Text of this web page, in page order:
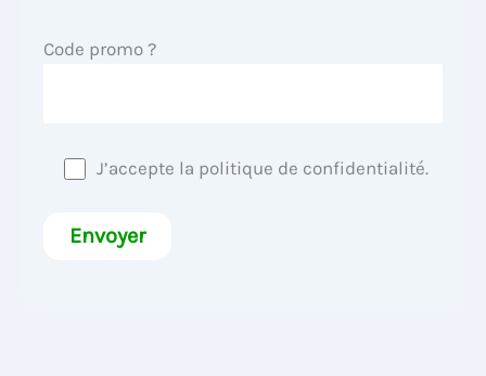
Code promo ?
J’accepte la politique de confidentialité.